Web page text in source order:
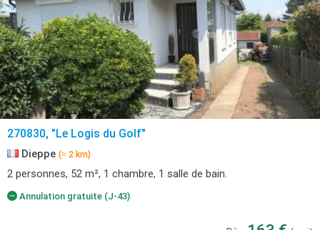
270830, "Le Logis du Golf"
Dieppe (≈ 2 km)
2 personnes, 52 m², 1 chambre, 1 salle de bain.
Annulation gratuite (J-43)